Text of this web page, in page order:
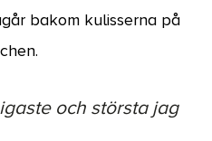
bakom kulisserna på
och största jag